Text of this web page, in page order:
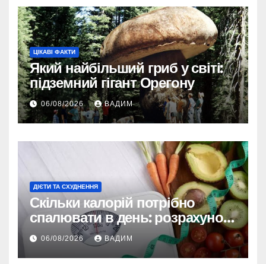
ЦІКАВІ ФАКТИ
Який найбільший гриб у світі:
підземний гігант Орегону
06/08/2026 ВАДИМ
ДІЄТИ ТА СХУДНЕННЯ
Скільки калорій потрібно
спалювати в день: розрахунок
TDEE і безпечні норми
06/08/2026 ВАДИМ